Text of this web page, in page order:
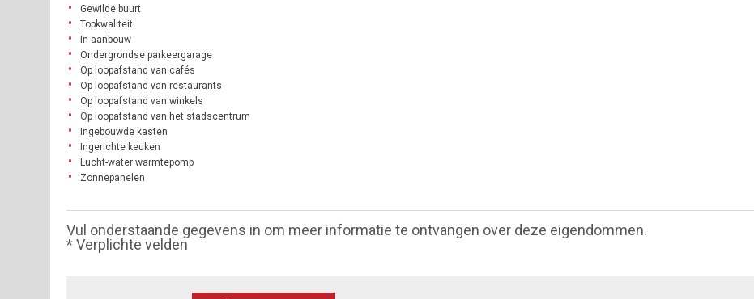
Gewilde buurt
Topkwaliteit
In aanbouw
Ondergrondse parkeergarage
Op loopafstand van cafés
Op loopafstand van restaurants
Op loopafstand van winkels
Op loopafstand van het stadscentrum
Ingebouwde kasten
Ingerichte keuken
Lucht-water warmtepomp
Zonnepanelen
Vul onderstaande gegevens in om meer informatie te ontvangen over deze eigendommen.
* Verplichte velden